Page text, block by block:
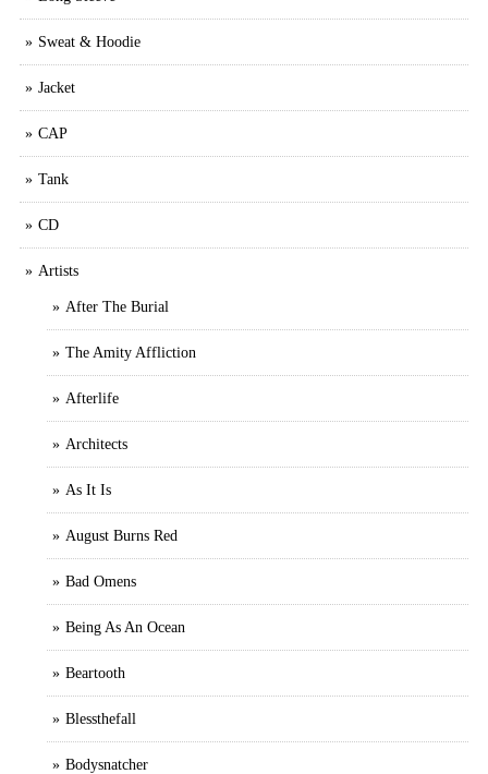
Sweat & Hoodie
Jacket
CAP
Tank
CD
Artists
After The Burial
The Amity Affliction
Afterlife
Architects
As It Is
August Burns Red
Bad Omens
Being As An Ocean
Beartooth
Blessthefall
Bodysnatcher